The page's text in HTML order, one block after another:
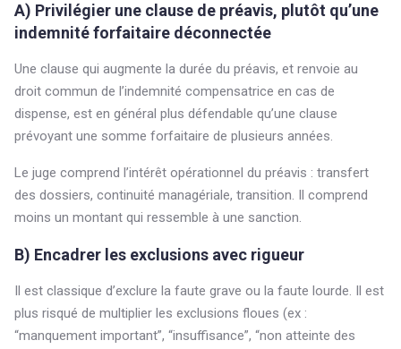
A) Privilégier une clause de préavis, plutôt qu’une
indemnité forfaitaire déconnectée
Une clause qui augmente la durée du préavis, et renvoie au
droit commun de l’indemnité compensatrice en cas de
dispense, est en général plus défendable qu’une clause
prévoyant une somme forfaitaire de plusieurs années.
Le juge comprend l’intérêt opérationnel du préavis : transfert
des dossiers, continuité managériale, transition. Il comprend
moins un montant qui ressemble à une sanction.
B) Encadrer les exclusions avec rigueur
Il est classique d’exclure la faute grave ou la faute lourde. Il est
plus risqué de multiplier les exclusions floues (ex :
“manquement important”, “insuffisance”, “non atteinte des